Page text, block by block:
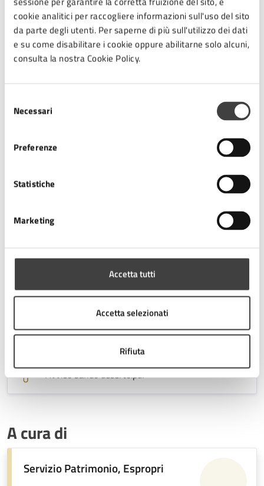
cookie analitici per raccogliere informazioni sull'uso del sito
da parte degli utenti. Per saperne di più sull'utilizzo dei dati
e su come disabilitare i cookie oppure abilitarne solo alcuni,
consulta la nostra Cookie Policy.
delNecessari
Preferenze
Statistiche
Marketing
Accetta tutti
Accetta selezionati
Rifiuta
All A1 Modulo domanda assegnazione cittadini.pdf
All A2 Modulo domanda assegnazione altre
All D_Modello beneficiario
All E_Informativa privacy.pdf
FAQ BANDO ERP - aggiornamento
23/05/2025.pdf
Avviso bando deserto.pdf
A cura di
Servizio Patrimonio, Espropri